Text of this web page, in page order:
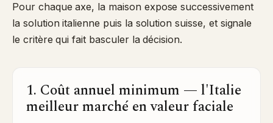
Pour chaque axe, la maison expose successivement
la solution italienne puis la solution suisse, et signale
le critère qui fait basculer la décision.
1. Coût annuel minimum — l'Italie
meilleur marché en valeur faciale